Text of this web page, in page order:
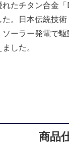
たチタン合金
。日本伝統技
ーラー発電で
した。
商品